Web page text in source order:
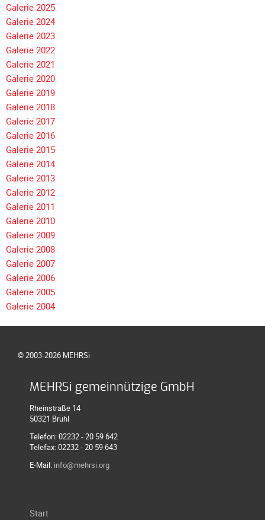
überspringen
Galerie 2025
Galerie 2024
Galerie 2023
Galerie 2022
Galerie 2021
Galerie 2020
Galerie 2019
Galerie 2018
Galerie 2017
Galerie 2016
Galerie 2015
Galerie 2014
Galerie 2013
Galerie 2012
Galerie 2011
Galerie 2010
Galerie 2009
Galerie 2008
Galerie 2007
Galerie 2006
Galerie 2005
Galerie 2004
© 2003-2026 MEHRSi
MEHRSi gemeinnützige GmbH
Rheinstraße 14
50321 Brühl
Telefon: 02232 - 20 59 642
Telefax: 02232 - 20 59 643
E-Mail: info@mehrsi.org
Navigation
Start